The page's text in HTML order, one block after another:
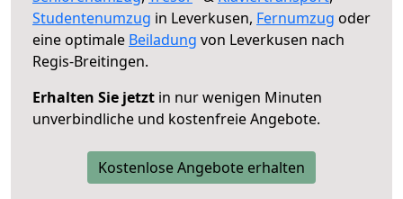
Studentenumzug in Leverkusen, Fernumzug oder
eine optimale Beiladung von Leverkusen nach
Regis-Breitingen.
Erhalten Sie jetzt in nur wenigen Minuten
unverbindliche und kostenfreie Angebote.
Kostenlose Angebote erhalten